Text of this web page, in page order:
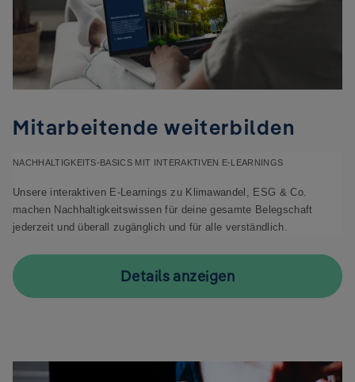
Mitarbeitende weiterbilden
NACHHALTIGKEITS-BASICS MIT INTERAKTIVEN E-LEARNINGS
Unsere interaktiven E-Learnings zu Klimawandel, ESG & Co.
machen Nachhaltigkeitswissen für deine gesamte Belegschaft
jederzeit und überall zugänglich und für alle verständlich.
Details anzeigen